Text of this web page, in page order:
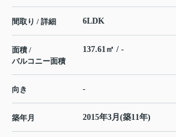
間取り / 詳細 6LDK
面積 /
バルコニー面積
137.61㎡ / -
向き -
築年月 2015年3月(築11年)